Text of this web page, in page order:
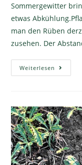
Sommergewitter
etwas
man den Rüben
zusehen. Der
Weiterlesen